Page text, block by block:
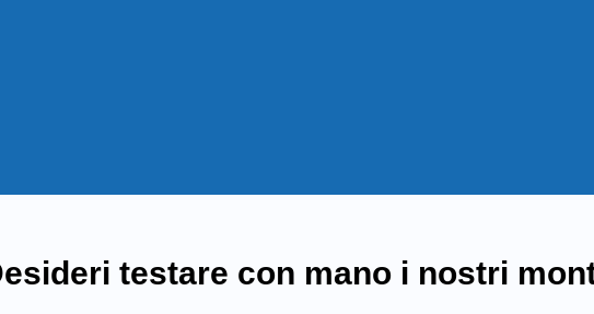
testare con mano i nostri